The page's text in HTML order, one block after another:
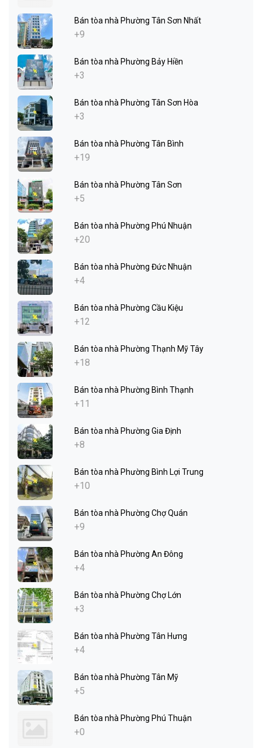
Bán tòa nhà Phường Tân Sơn Nhất
+9
Bán tòa nhà Phường Bảy Hiền
+3
Bán tòa nhà Phường Tân Sơn Hòa
+3
Bán tòa nhà Phường Tân Bình
+19
Bán tòa nhà Phường Tân Sơn
+5
Bán tòa nhà Phường Phú Nhuận
+20
Bán tòa nhà Phường Đức Nhuận
+4
Bán tòa nhà Phường Cầu Kiệu
+12
Bán tòa nhà Phường Thạnh Mỹ Tây
+18
Bán tòa nhà Phường Bình Thạnh
+11
Bán tòa nhà Phường Gia Định
+8
Bán tòa nhà Phường Bình Lợi Trung
+10
Bán tòa nhà Phường Chợ Quán
+9
Bán tòa nhà Phường An Đông
+4
Bán tòa nhà Phường Chợ Lớn
+3
Bán tòa nhà Phường Tân Hưng
+4
Bán tòa nhà Phường Tân Mỹ
+5
Bán tòa nhà Phường Phú Thuận
+0